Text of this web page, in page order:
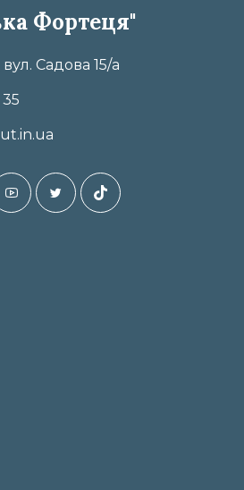
Фортеця"
Садова 15/а